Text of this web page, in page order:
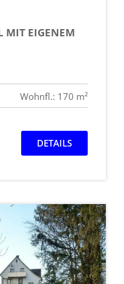
MIT EIGENEM
Wohnfl.: 170 m²
DETAILS